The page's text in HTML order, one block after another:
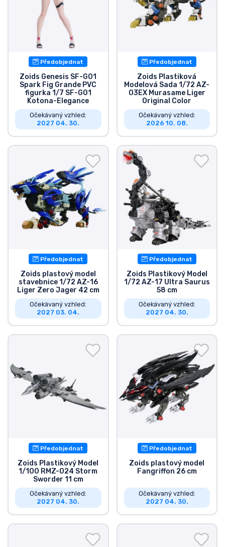
Předobjednat
Zoids Genesis SF-G01
Spark Fig Grande PVC
figurka 1/7 SF-G01
Kotona-Elegance
Očekávaný vzhled:
2027 04. 30.
Předobjednat
Zoids Plastiková
Modelová Sada 1/72 AZ-
03EX Murasame Liger
Original Color
Očekávaný vzhled:
2026 10. 08.
Předobjednat
Zoids plastový model
stavebnice 1/72 AZ-16
Liger Zero Jager 42 cm
Očekávaný vzhled:
2027 03. 04.
Předobjednat
Zoids Plastikový Model
1/72 AZ-17 Ultra Saurus
58 cm
Očekávaný vzhled:
2027 04. 30.
Předobjednat
Zoids Plastikový Model
1/100 RMZ-024 Storm
Sworder 11 cm
Očekávaný vzhled:
2027 04. 30.
Předobjednat
Zoids plastový model
Fangriffon 26 cm
Očekávaný vzhled:
2027 04. 30.